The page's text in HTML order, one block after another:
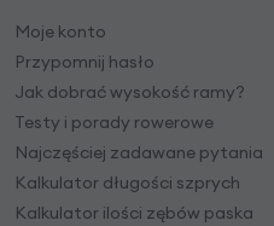
Moje konto
Przypomnij hasło
Jak dobrać wysokość ramy?
Testy i porady rowerowe
Najczęściej zadawane pytania
Kalkulator długości szprych
Kalkulator ilości zębów paska